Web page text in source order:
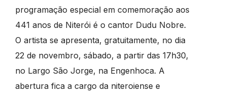
programação especial em comemoração aos
441 anos de Niterói é o cantor Dudu Nobre.
O artista se apresenta, gratuitamente, no dia
22 de novembro, sábado, a partir das 17h30,
no Largo São Jorge, na Engenhoca. A
abertura fica a cargo da niteroiense e